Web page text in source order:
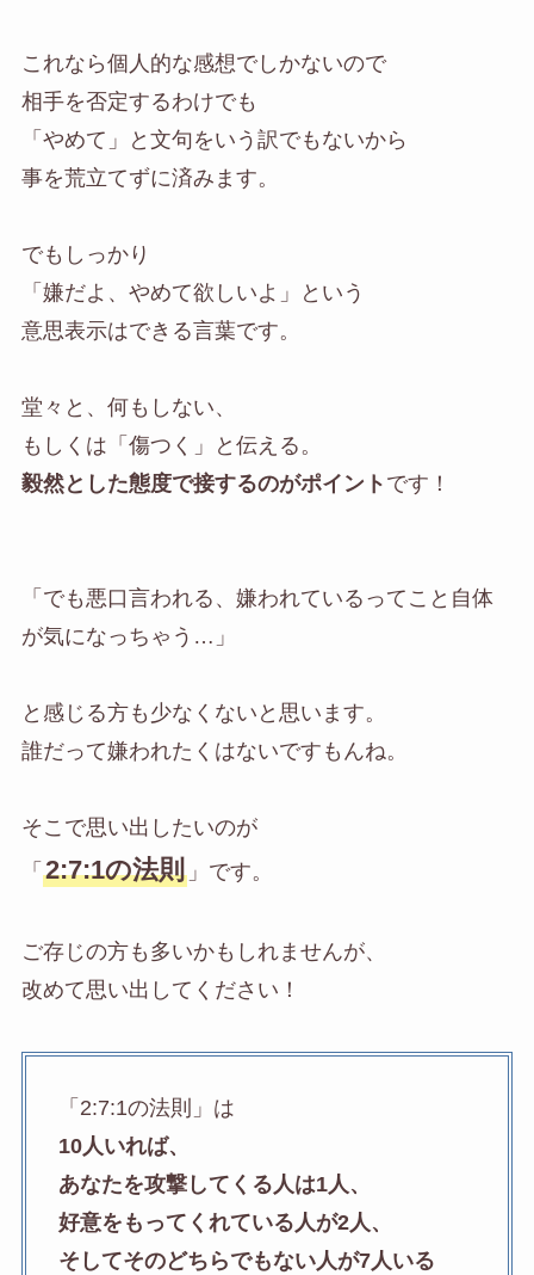
これなら個人的な感想でしかないので
相手を否定するわけでも
「やめて」と文句をいう訳でもないから
事を荒立てずに済みます。
でもしっかり
「嫌だよ、やめて欲しいよ」という
意思表示はできる言葉です。
堂々と、何もしない、
もしくは「傷つく」と伝える。
毅然とした態度で接するのがポイント です！
「でも悪口言われる、嫌われているってこと自体
が気になっちゃう…」
と感じる方も少なくないと思います。
誰だって嫌われたくはないですもんね。
そこで思い出したいのが
「 2:7:1の法則」です。
ご存じの方も多いかもしれませんが、
改めて思い出してください！
「2:7:1の法則」は
10人いれば、
あなたを攻撃してくる人は1人、
好意をもってくれている人が2人、
そしてそのどちらでもない人が7人いる